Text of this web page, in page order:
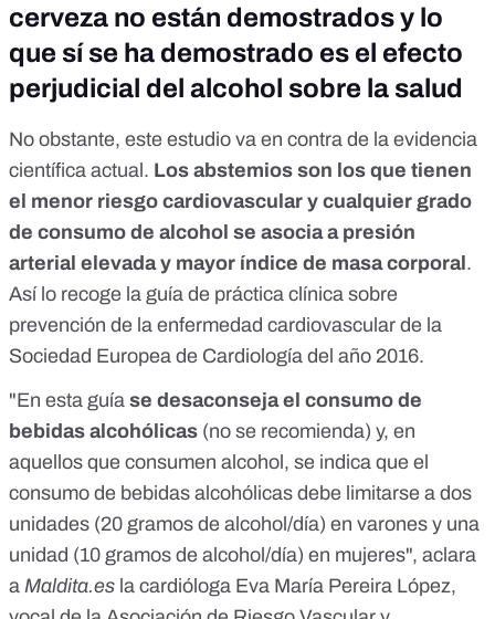
cerveza no están demostrados y lo
que sí se ha demostrado es el efecto
perjudicial del alcohol sobre la salud
No obstante, este estudio va en contra de la evidencia
científica actual. Los abstemios son los que tienen
el menor riesgo cardiovascular y cualquier grado
de consumo de alcohol se asocia a presión
arterial elevada y mayor índice de masa corporal .
Así lo recoge la guía de práctica clínica sobre
prevención de la enfermedad cardiovascular de la
Sociedad Europea de Cardiología del año 2016.
"En esta guía se desaconseja el consumo de
bebidas alcohólicas (no se recomienda) y, en
aquellos que consumen alcohol, se indica que el
consumo de bebidas alcohólicas debe limitarse a dos
unidades (20 gramos de alcohol/día) en varones y una
unidad (10 gramos de alcohol/día) en mujeres", aclara
a Maldita.es la cardióloga Eva María Pereira López,